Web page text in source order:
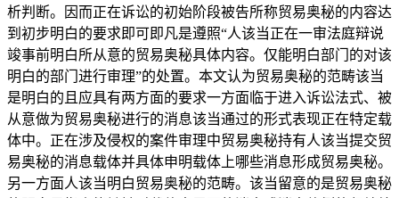
析判断。因而正在诉讼的初始阶段被告所称贸易奥秘的内容达
到初步明白的要求即可即凡是遵照“人该当正在一审法庭辩说
竣事前明白所从意的贸易奥秘具体内容。仅能明白部门的对该
明白的部门进行审理”的处置。本文认为贸易奥秘的范畴该当
是明白的且应具有两方面的要求一方面临于进入诉讼法式、被
从意做为贸易奥秘进行的消息该当通过的形式表现正在特定载
体中。正在涉及侵权的案件审理中贸易奥秘持有人该当提交贸
易奥秘的消息载体并具体申明载体上哪些消息形成贸易奥秘。
另一方面人该当明白贸易奥秘的范畴。该当留意的是贸易奥秘